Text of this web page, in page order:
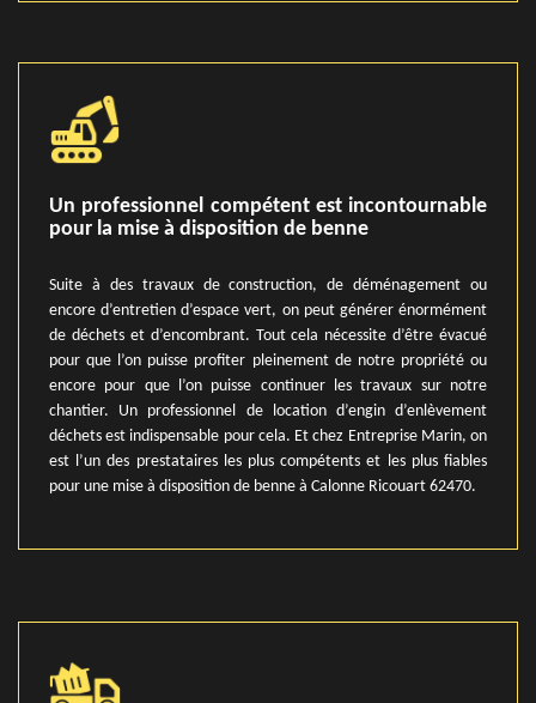
Un professionnel compétent est incontournable
pour la mise à disposition de benne
Suite à des travaux de construction, de déménagement ou
encore d’entretien d’espace vert, on peut générer énormément
de déchets et d’encombrant. Tout cela nécessite d’être évacué
pour que l’on puisse profiter pleinement de notre propriété ou
encore pour que l’on puisse continuer les travaux sur notre
chantier. Un professionnel de location d’engin d’enlèvement
déchets est indispensable pour cela. Et chez Entreprise Marin, on
est l’un des prestataires les plus compétents et les plus fiables
pour une mise à disposition de benne à Calonne Ricouart 62470.